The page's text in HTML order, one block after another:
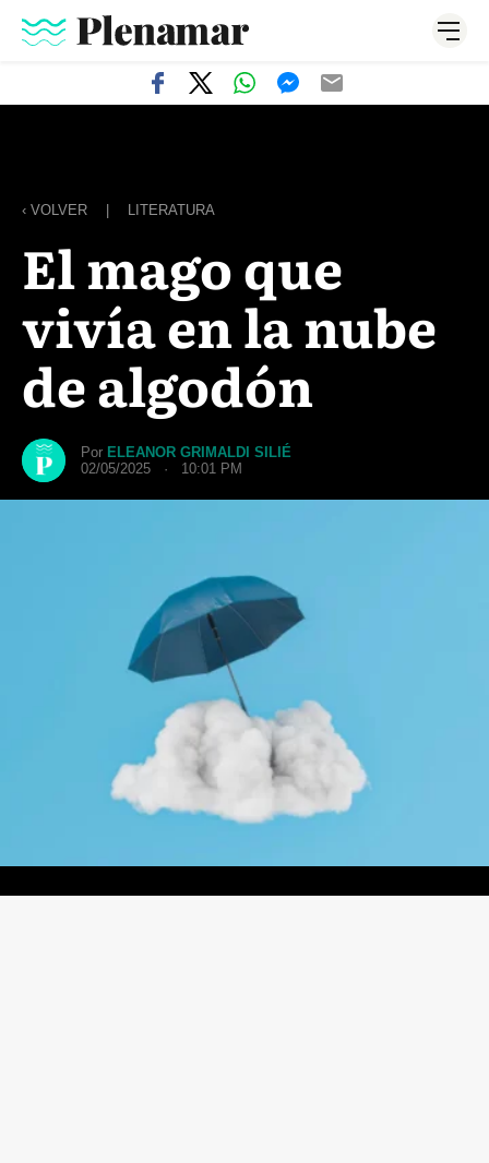
‹ VOLVER LITERATURA
El mago que
vivía en la nube
de algodón
Por ELEANOR GRIMALDI SILIÉ
02/05/2025 · 10:01 PM